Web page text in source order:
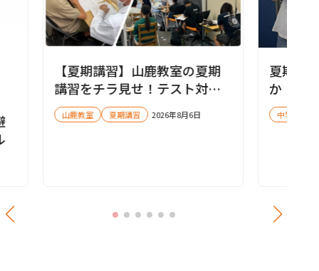
【夏期講習】山鹿教室の夏期
講習をチラ見せ！テスト対策
会も実施します✨
山鹿教室 夏期講習 2026年8月6日
夏期講
か！
中学受験